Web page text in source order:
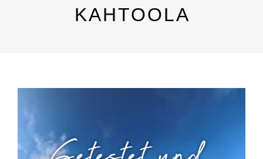
KAHTOOLA